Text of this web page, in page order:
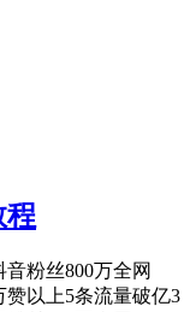
程
粉丝800万全网
赞以上5条流量破亿3